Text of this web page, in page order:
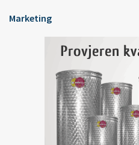
Marketing